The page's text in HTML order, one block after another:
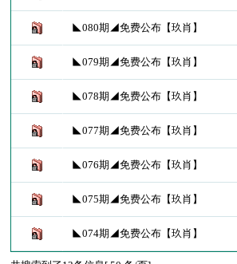
◣080期◢免费公布【玖肖】
◣079期◢免费公布【玖肖】
◣078期◢免费公布【玖肖】
◣077期◢免费公布【玖肖】
◣076期◢免费公布【玖肖】
◣075期◢免费公布【玖肖】
◣074期◢免费公布【玖肖】